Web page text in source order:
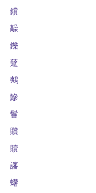
鑜
髞
鑠
躠
鷞
鰺
鬙
贘
贖
讅
蠴